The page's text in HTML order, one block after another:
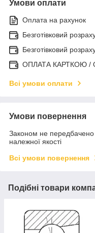
Умови оплати
Оплата на рахунок
Безготівковий
Безготівковий
ОПЛАТА КАРТКОЮ /
Всі умови оплати
Умови повернення
Законом не передбачено
належної якості
Всі умови повернення
Подібні товари